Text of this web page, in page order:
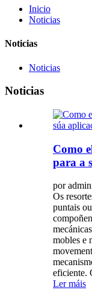
Inicio
Noticias
Noticias
Noticias
Noticias
Como
para a
por
Os
puntais
mobles e
eficiente.
Ler máis